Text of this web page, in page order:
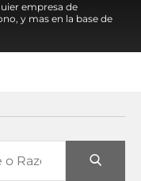
empresa de
y mas en la base de